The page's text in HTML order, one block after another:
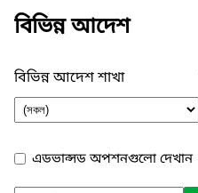
বিভিন্ন আদেশ
বিভিন্ন আদেশ শাখা
এডভান্সড অপশনগুলো দেখান